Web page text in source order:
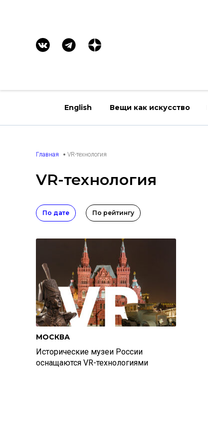
English Вещи как искусство
Главная VR-технология
VR-технология
По дате По рейтингу
МОСКВА
Исторические музеи России
оснащаются VR-технологиями